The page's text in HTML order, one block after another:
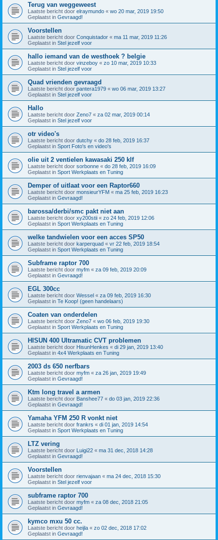
Terug van weggeweest
Laatste bericht door elraymundo « wo 20 mar, 2019 19:50
Geplaatst in Gevraagd!
Voorstellen
Laatste bericht door Conquistador « ma 11 mar, 2019 11:26
Geplaatst in Stel jezelf voor
hallo iemand van de westhoek ? belgie
Laatste bericht door vinzeboy « zo 10 mar, 2019 10:33
Geplaatst in Stel jezelf voor
Quad vrienden gevraagd
Laatste bericht door pantera1979 « wo 06 mar, 2019 13:27
Geplaatst in Stel jezelf voor
Hallo
Laatste bericht door Zeno7 « za 02 mar, 2019 00:14
Geplaatst in Stel jezelf voor
otr video's
Laatste bericht door dutchy « do 28 feb, 2019 16:37
Geplaatst in Sport Foto's en video's
olie uit 2 ventielen kawasaki 250 klf
Laatste bericht door sorbonne « do 28 feb, 2019 16:09
Geplaatst in Sport Werkplaats en Tuning
Demper of uitlaat voor een Raptor660
Laatste bericht door monsieurYFM « ma 25 feb, 2019 16:23
Geplaatst in Gevraagd!
barossa/derbi/smc pakt niet aan
Laatste bericht door xy200stii « zo 24 feb, 2019 12:06
Geplaatst in Sport Werkplaats en Tuning
welke tandwielen voor een acces SP50
Laatste bericht door karperquad « vr 22 feb, 2019 18:54
Geplaatst in Sport Werkplaats en Tuning
Subframe raptor 700
Laatste bericht door myfm « za 09 feb, 2019 20:09
Geplaatst in Gevraagd!
EGL 300cc
Laatste bericht door Wessel « za 09 feb, 2019 16:30
Geplaatst in Te Koop! (geen handelaars)
Coaten van onderdelen
Laatste bericht door Zeno7 « wo 06 feb, 2019 19:30
Geplaatst in Sport Werkplaats en Tuning
HISUN 400 Ultramatic CVT problemen
Laatste bericht door HisunHenkes « di 29 jan, 2019 13:40
Geplaatst in 4x4 Werkplaats en Tuning
2003 ds 650 nerfbars
Laatste bericht door myfm « za 26 jan, 2019 19:49
Geplaatst in Gevraagd!
Ktm long travel a armen
Laatste bericht door Banshee77 « do 03 jan, 2019 22:36
Geplaatst in Gevraagd!
Yamaha YFM 250 R vonkt niet
Laatste bericht door frankrs « di 01 jan, 2019 14:54
Geplaatst in Sport Werkplaats en Tuning
LTZ vering
Laatste bericht door Luigi22 « ma 31 dec, 2018 14:28
Geplaatst in Gevraagd!
Voorstellen
Laatste bericht door rienvajaan « ma 24 dec, 2018 15:30
Geplaatst in Stel jezelf voor
subframe raptor 700
Laatste bericht door myfm « za 08 dec, 2018 21:05
Geplaatst in Gevraagd!
kymco mxu 50 cc.
Laatste bericht door heijla « zo 02 dec, 2018 17:02
Geplaatst in Gevraagd!